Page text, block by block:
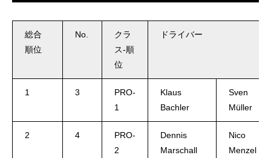
総合
順位
No.
クラ
ス-順
位
ドライバー
1 3
PRO-
1
Klaus
Bachler
Sven
Müller
2 4
PRO-
2
Dennis
Marschall
Nico
Menzel